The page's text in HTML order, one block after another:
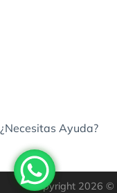
¿Necesitas Ayuda?
Copyright 2026 ©